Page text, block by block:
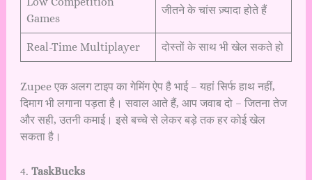
Games
जीतने के चांस ज़्यादा होते हैं
Real-Time Multiplayer दोस्तों के साथ भी खेल सकते हो
Zupee एक अलग टाइप का गेमिंग ऐप है भाई – यहां सिर्फ हाथ नहीं,
दिमाग भी लगाना पड़ता है। सवाल आते हैं, आप जवाब दो – जितना तेज
और सही, उतनी कमाई। इसे बच्चे से लेकर बड़े तक हर कोई खेल
सकता है।
4. TaskBucks